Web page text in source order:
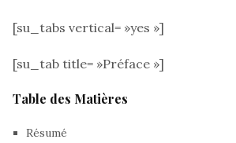
[su_tabs vertical= »yes »]
[su_tab title= »Préface »]
Table des Matières
Résumé